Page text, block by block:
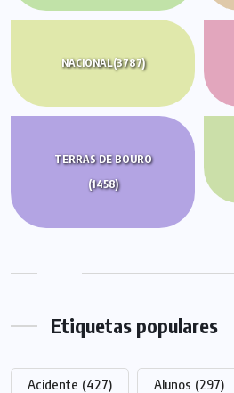
NACIONAL(3787)
TERRAS DE BOURO
(1458)
Etiquetas populares
Acidente (427) Alunos (297)